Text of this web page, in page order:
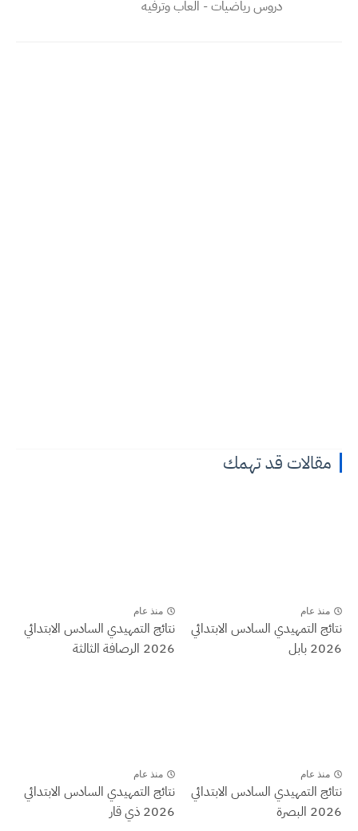
دروس رياضيات - العاب وترفيه
مقالات قد تهمك
منذ عام
نتائج التمهيدي السادس الابتدائي
2026 بابل
منذ عام
نتائج التمهيدي السادس الابتدائي
2026 الرصافة الثالثة
منذ عام
نتائج التمهيدي السادس الابتدائي
2026 البصرة
منذ عام
نتائج التمهيدي السادس الابتدائي
2026 ذي قار